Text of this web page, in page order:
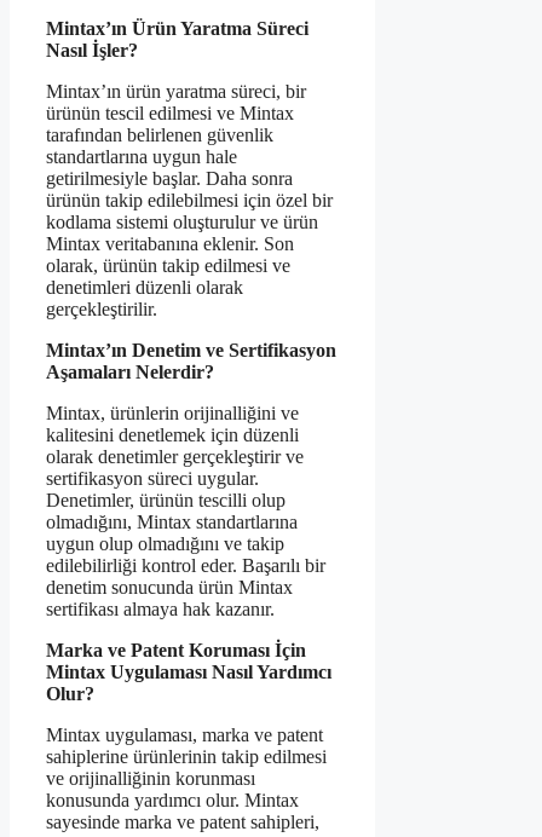
Mintax’ın Ürün Yaratma Süreci
Nasıl İşler?
Mintax’ın ürün yaratma süreci, bir
ürünün tescil edilmesi ve Mintax
tarafından belirlenen güvenlik
standartlarına uygun hale
getirilmesiyle başlar. Daha sonra
ürünün takip edilebilmesi için özel bir
kodlama sistemi oluşturulur ve ürün
Mintax veritabanına eklenir. Son
olarak, ürünün takip edilmesi ve
denetimleri düzenli olarak
gerçekleştirilir.
Mintax’ın Denetim ve Sertifikasyon
Aşamaları Nelerdir?
Mintax, ürünlerin orijinalliğini ve
kalitesini denetlemek için düzenli
olarak denetimler gerçekleştirir ve
sertifikasyon süreci uygular.
Denetimler, ürünün tescilli olup
olmadığını, Mintax standartlarına
uygun olup olmadığını ve takip
edilebilirliği kontrol eder. Başarılı bir
denetim sonucunda ürün Mintax
sertifikası almaya hak kazanır.
Marka ve Patent Koruması İçin
Mintax Uygulaması Nasıl Yardımcı
Olur?
Mintax uygulaması, marka ve patent
sahiplerine ürünlerinin takip edilmesi
ve orijinalliğinin korunması
konusunda yardımcı olur. Mintax
sayesinde marka ve patent sahipleri,